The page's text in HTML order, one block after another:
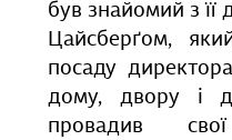
був знайомий з її
Цайсберґом,
посаду
дому, двору і
провадив